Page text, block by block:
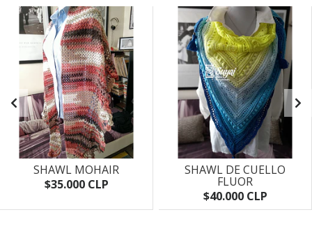
SHAWL MOHAIR
$35.000 CLP
SHAWL DE CUELLO
FLUOR
$40.000 CLP